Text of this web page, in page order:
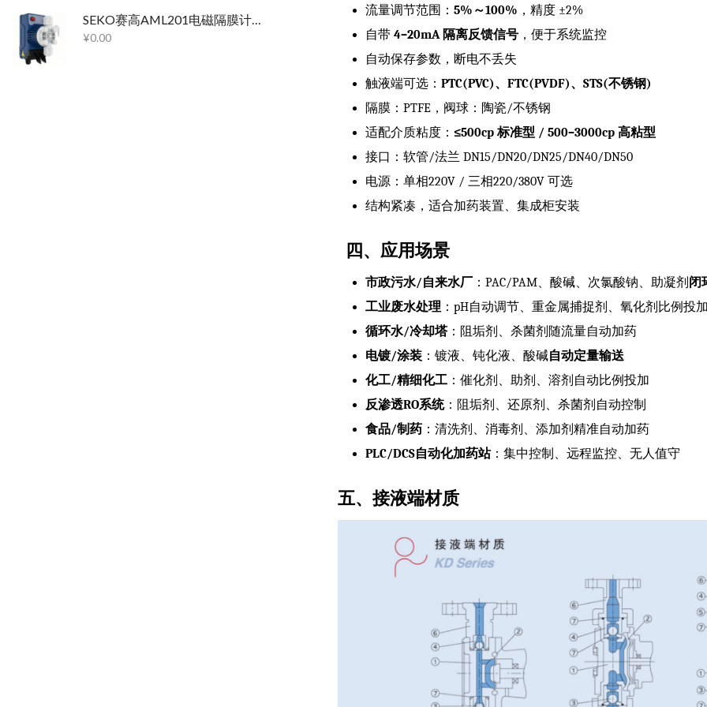
SEKO赛高AML201电磁隔膜计量泵
¥0.00
流量调节范围：5%～100% ，精度 ±2%
自带4–20mA 隔离反馈信号 ，便于系统监控
自动保存参数，断电不丢失
触液端可选：PTC(PVC)、FTC(PVDF)、STS(不锈钢)
隔膜：PTFE，阀球：陶瓷/不锈钢
适配介质粘度：≤500cp 标准型 / 500–3000cp 高粘型
接口：软管/法兰 DN15/DN20/DN25/DN40/DN50
电源：单相220V / 三相220/380V 可选
结构紧凑，适合加药装置、集成柜安装
四、应用场景
市政污水/自来水厂 ：PAC/PAM、酸碱、次氯酸钠、助凝剂 闭
工业废水处理 ：pH自动调节、重金属捕捉剂、氧化剂比例投加
循环水/冷却塔：阻垢剂、杀菌剂随流量自动加药
电镀/涂装 ：镀液、钝化液、酸碱自动定量输送
化工/精细化工 ：催化剂、助剂、溶剂自动比例投加
反渗透RO系统：阻垢剂、还原剂、杀菌剂自动控制
食品/制药 ：清洗剂、消毒剂、添加剂精准自动加药
PLC/DCS自动化加药站：集中控制、远程监控、无人值守
五、接液端材质